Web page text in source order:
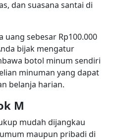
dan suasana santai di
uang sebesar Rp100.000
bijak mengatur
botol minum sendiri
minuman yang dapat
belanja harian.
M
mudah dijangkau
maupun pribadi di